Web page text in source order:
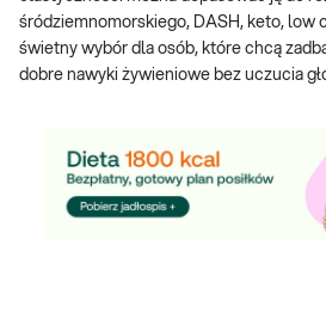
śródziemnomorskiego, DASH, keto, low
świetny wybór dla osób, które chcą
dobre nawyki żywieniowe bez uczucia